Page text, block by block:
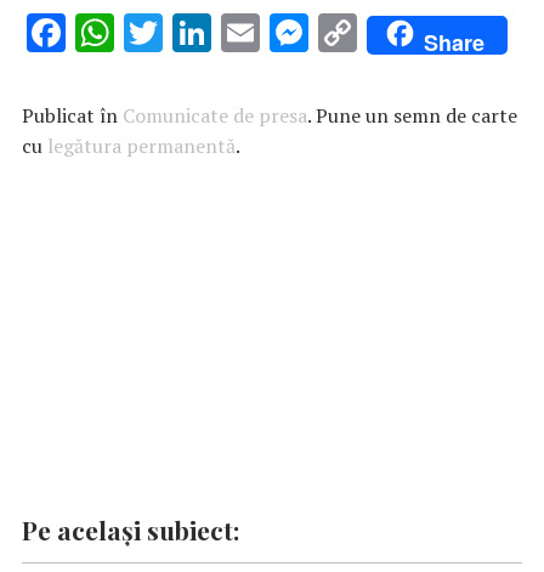
F
e
b
W
at
s
T
it
te
Li
k
e
E
ai
M
se
C
o
p
Share
Publicat în Comunicate de presa. Pune un semn de carte
cu legătura permanentă.
Pe același subiect: